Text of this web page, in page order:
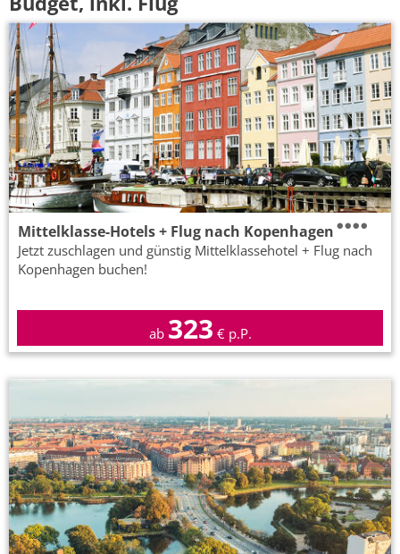
Mittelklasse-Hotels + Flug nach Kopenhagen
Jetzt zuschlagen und günstig Mittelklassehotel + Flug nach
Kopenhagen buchen!
ab 323 € p.P.